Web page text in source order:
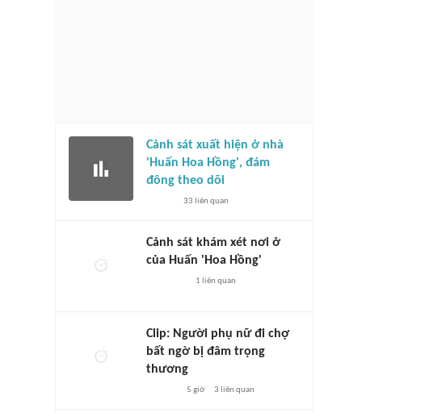
Cảnh sát xuất hiện ở nhà
'Huấn Hoa Hồng', đám
đông theo dõi
33 liên quan
Cảnh sát khám xét nơi ở
của Huấn 'Hoa Hồng'
1 liên quan
Clip: Người phụ nữ đi chợ
bất ngờ bị đâm trọng
thương
5 giờ 3 liên quan